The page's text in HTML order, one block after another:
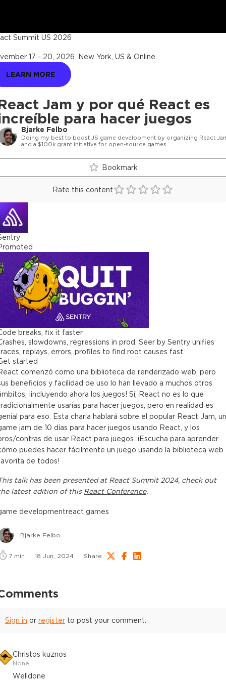
Jam y por qué React es
para hacer juegos
Bjarke Felbo
Doing my best to boost JS game development by organizing React
and a $100k grant initiative for open-source games.
Summit US 2026
17 - 20, 2026 New York, US & Online
LEARN MORE
Bookmark
Rate this content
breaks, fix it faster
slowdowns, regressions in prod. Seer by Sentry unifies
replays, errors, profiles to find root causes fast.
started
comenzó como una biblioteca de renderizado web, pero
beneficios y facilidad de uso lo han llevado a muchos otros
¡incluyendo ahora los juegos! Sí, React no es lo que
usarías para hacer juegos, pero en realidad es
para eso. Esta charla hablará sobre el popular React Jam, un
jam de 10 días para hacer juegos usando React, y los
contras de usar React para juegos. ¡Escucha para aprender
puedes hacer fácilmente un juego usando la biblioteca web
de todos!
talkhas been presented at React Summit 2024, check out
latest edition of this React Conference.
developmentreact games
Bjarke Felbo
7 min 18 Jun, 2024 Share
Sign in or register to post your comment.
Christos kuznos
None
Welldone